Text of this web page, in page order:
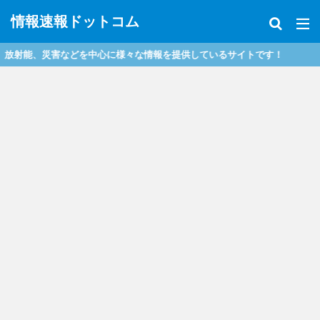
情報速報ドットコム
能、災害などを中心に様々な情報を提供しているサイトです！